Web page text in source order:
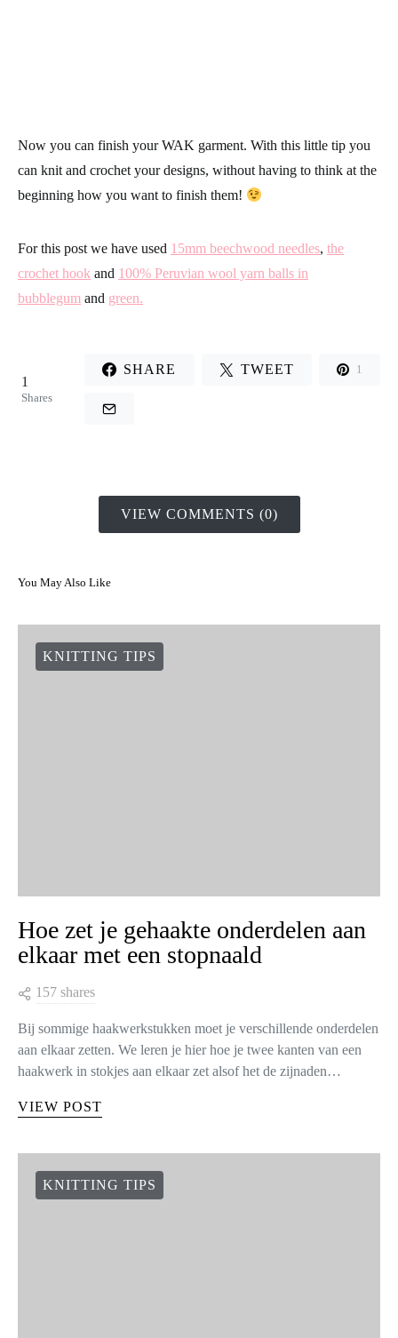
Now you can finish yourWAK garment. With this little tip you
can knit and crochet your designs, without having to think at the
beginning how you want to finish them!
For this post we have used 15mm beechwood needles, the
crochet hook and 100% Peruvian wool yarn balls in
bubblegum and green.
1
Shares
SHARE TWEET 1
VIEW COMMENTS (0)
You May Also Like
KNITTING TIPS
Hoe zet je gehaakte onderdelen aan
elkaar met een stopnaald
157 shares
Bij sommige haakwerkstukken moet je verschillende onderdelen
aan elkaar zetten. We leren je hier hoe je twee kanten van een
haakwerk in stokjes aan elkaar zet alsof het de zijnaden…
VIEW POST
KNITTING TIPS